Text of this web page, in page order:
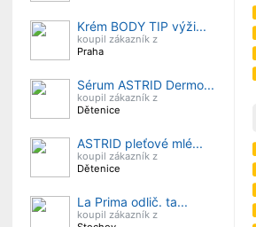
Krém BODY TIP výži...
koupil zákazník z
Praha
Sérum ASTRID Dermo...
koupil zákazník z
Dětenice
ASTRID pleťové mlé...
koupil zákazník z
Dětenice
La Prima odlič. ta...
koupil zákazník z